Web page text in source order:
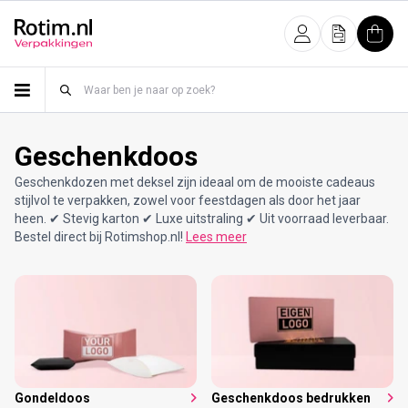
InloggenOfferte
Geschenkdoos
Geschenkdozen met deksel zijn ideaal om de mooiste cadeaus
stijlvol te verpakken, zowel voor feestdagen als door het jaar
heen. ✔ Stevig karton ✔ Luxe uitstraling ✔ Uit voorraad leverbaar.
Bestel direct bij Rotimshop.nl! Lees meer
Gondeldoos Geschenkdoos bedrukken